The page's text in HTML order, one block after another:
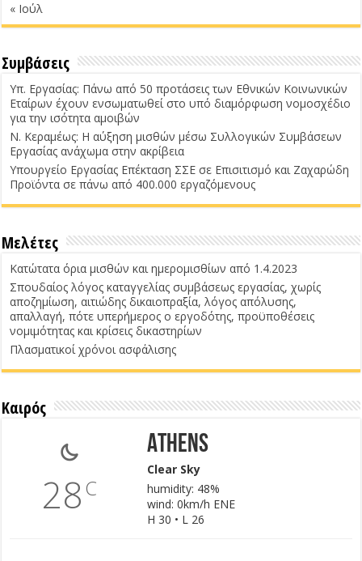
« Ιούλ
Συμβάσεις
Υπ. Εργασίας: Πάνω από 50 προτάσεις των Εθνικών Κοινωνικών
Εταίρων έχουν ενσωματωθεί στο υπό διαμόρφωση νομοσχέδιο
για την ισότητα αμοιβών
Ν. Κεραμέως: Η αύξηση μισθών μέσω Συλλογικών Συμβάσεων
Εργασίας ανάχωμα στην ακρίβεια
Υπουργείο Εργασίας Επέκταση ΣΣΕ σε Επισιτισμό και Ζαχαρώδη
Προϊόντα σε πάνω από 400.000 εργαζόμενους
Μελέτες
Κατώτατα όρια μισθών και ημερομισθίων από 1.4.2023
Σπουδαίος λόγος καταγγελίας συμβάσεως εργασίας, χωρίς
αποζημίωση, αιτιώδης δικαιοπραξία, λόγος απόλυσης,
απαλλαγή, πότε υπερήμερος ο εργοδότης, προϋποθέσεις
νομιμότητας και κρίσεις δικαστηρίων
Πλασματικοί χρόνοι ασφάλισης
Καιρός
28C
Athens
Clear Sky
humidity: 48%
wind: 0km/h ENE
H 30 • L 26